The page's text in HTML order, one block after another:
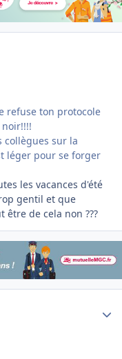
refuse ton protocole
collègues sur la
léger pour se forger
les vacances d'été
gentil et que
de cela non ???